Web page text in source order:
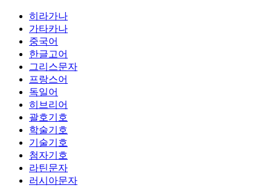
히라가나
가타카나
중국어
한글고어
그리스문자
프랑스어
독일어
히브리어
괄호기호
학술기호
기술기호
첨자기호
라틴문자
러시아문자